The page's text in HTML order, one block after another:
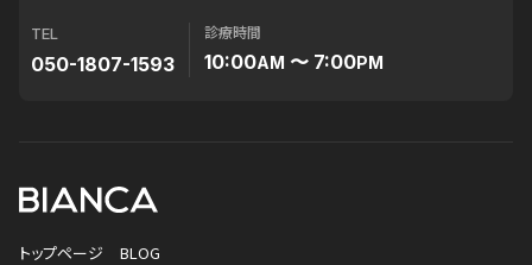
TEL
050-1807-1593
診療時間
10:00AM 〜 7:00PM
トップページ
BLOG